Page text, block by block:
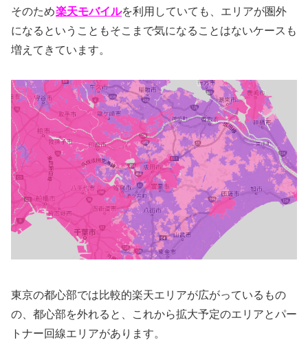
そのため楽天モバイルを利用していても、エリアが圏外
になるということもそこまで気になることはないケースも
増えてきています。
東京の都心部では比較的楽天エリアが広がっているもの
の、都心部を外れると、これから拡大予定のエリアとパー
トナー回線エリアがあります。